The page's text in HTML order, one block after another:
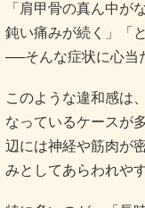
「肩甲骨の真ん中が
鈍い痛みが続く」「
──そんな症状に心当
このような違和感は
なっているケースが
辺には神経や筋肉が
みとしてあらわれや